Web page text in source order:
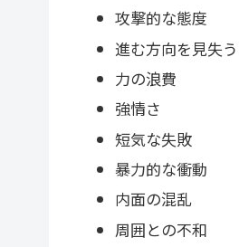
攻撃的な態度
進む方向を見失う
力の浪費
強情さ
短気な失敗
暴力的な衝動
内面の混乱
周囲との不和